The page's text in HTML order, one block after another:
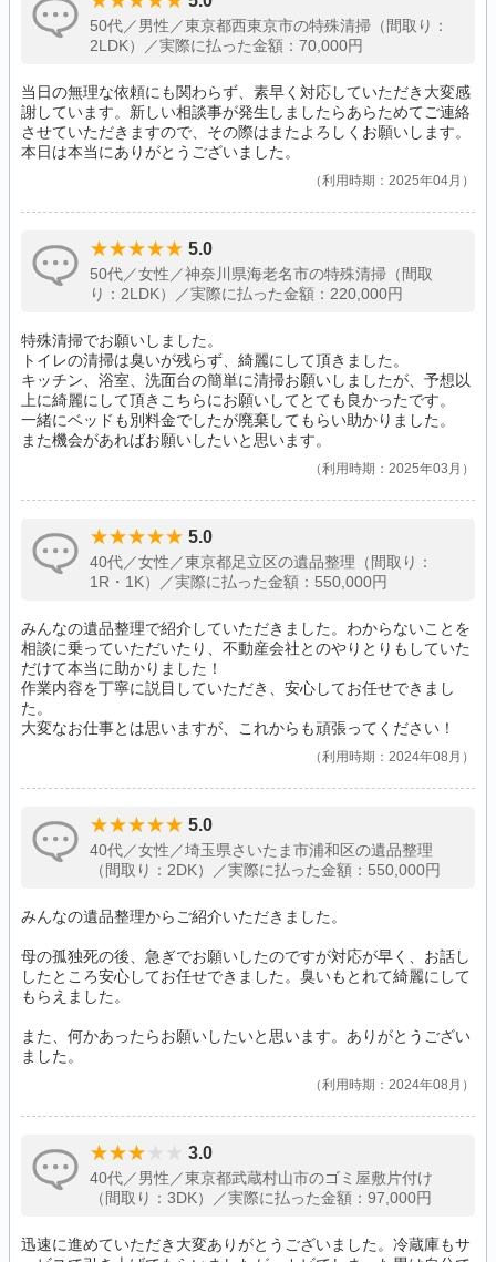
50代／男性／東京都西東京市の特殊清掃（間取り：
2LDK）／実際に払った金額：70,000円
当日の無理な依頼にも関わらず、素早く対応していただき大変感
謝しています。新しい相談事が発生しましたらあらためてご連絡
させていただきますので、その際はまたよろしくお願いします。
本日は本当にありがとうございました。
利用時期：2025年04月
5.0
50代／女性／神奈川県海老名市の特殊清掃（間取
り：2LDK）／実際に払った金額：220,000円
特殊清掃でお願いしました。
トイレの清掃は臭いが残らず、綺麗にして頂きました。
キッチン、浴室、洗面台の簡単に清掃お願いしましたが、予想以
上に綺麗にして頂きこちらにお願いしてとても良かったです。
一緒にベッドも別料金でしたが廃棄してもらい助かりました。
また機会があればお願いしたいと思います。
利用時期：2025年03月
5.0
40代／女性／東京都足立区の遺品整理（間取り：
1R・1K）／実際に払った金額：550,000円
みんなの遺品整理で紹介していただきました。わからないことを
相談に乗っていただいたり、不動産会社とのやりとりもしていた
だけて本当に助かりました！
作業内容を丁寧に説目していただき、安心してお任せできまし
た。
大変なお仕事とは思いますが、これからも頑張ってください！
利用時期：2024年08月
5.0
40代／女性／埼玉県さいたま市浦和区の遺品整理
（間取り：2DK）／実際に払った金額：550,000円
みんなの遺品整理からご紹介いただきました。
母の孤独死の後、急ぎでお願いしたのですが対応が早く、お話し
したところ安心してお任せできました。臭いもとれて綺麗にして
もらえました。
また、何かあったらお願いしたいと思います。ありがとうござい
ました。
利用時期：2024年08月
3.0
40代／男性／東京都武蔵村山市のゴミ屋敷片付け
（間取り：3DK）／実際に払った金額：97,000円
迅速に進めていただき大変ありがとうございました。冷蔵庫もサ